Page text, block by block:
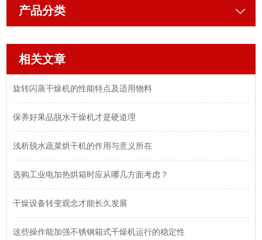
产品分类
相关文章
旋转闪蒸干燥机的性能特点及适用物料
保养好果品脱水干燥机才是硬道理
浅析脱水蔬菜烘干机的作用与意义所在
选购工业电加热烘箱时应从哪几方面考虑？
干燥设备转变观念才能长久发展
这些操作能加强不锈钢箱式干燥机运行的稳定性